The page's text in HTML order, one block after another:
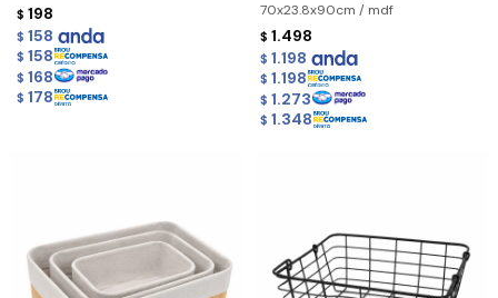
$ 198
$ 158
$ 158
$ 168
$ 178
70x23.8x90cm / mdf
$ 1.498
$ 1.198
$ 1.198
$ 1.273
$ 1.348